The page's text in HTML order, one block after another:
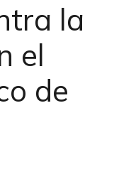
la
el
de